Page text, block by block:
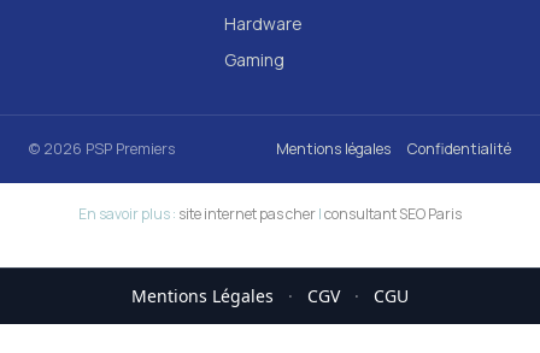
Hardware
Gaming
© 2026 PSP Premiers Mentions légales Confidentialité
En savoir plus : site internet pas cher|consultant SEO Paris
Mentions Légales · CGV · CGU